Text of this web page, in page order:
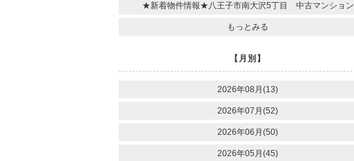
★新着物件情報★八王子市南大沢5丁目 中古マンション
もっとみる
【月別】
2026年08月(13)
2026年07月(52)
2026年06月(50)
2026年05月(45)